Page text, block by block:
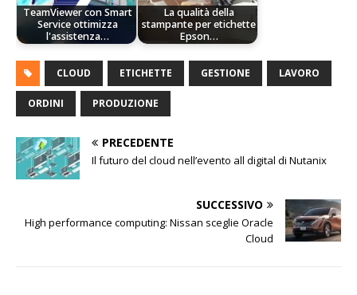
TeamViewer con Smart
Service ottimizza
l'assistenza…
La qualità della
stampante per etichette
Epson…
CLOUD ETICHETTE GESTIONE LAVORO
ORDINI PRODUZIONE
PRECEDENTE
Il futuro del cloud nell’evento all digital di Nutanix
SUCCESSIVO
High performance computing: Nissan sceglie Oracle
Cloud